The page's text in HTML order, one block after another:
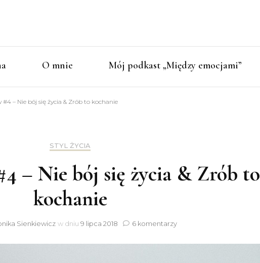
O mnie Mój podkast „Między emocjami”
#4 – Nie bój się życia & Zrób to kochanie
STYL ŻYCIA
– Nie bój się życia & Zrób to
kochanie
Sienkiewicz w dniu 9 lipca 2018 6 komentarzydo
review